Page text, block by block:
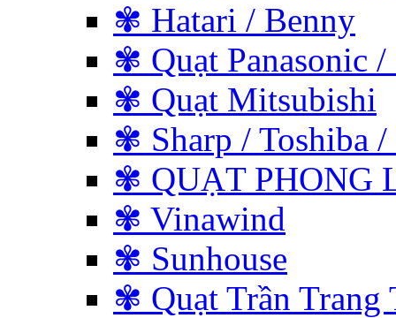
✾ Hatari / Benny
✾ Quạt Panasonic /
✾ Quạt Mitsubishi
✾ Sharp / Toshiba
✾ QUẠT PHONG
✾ Vinawind
✾ Sunhouse
✾ Quạt Trần Trang